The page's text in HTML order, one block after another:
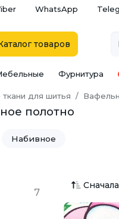
WhatsApp
товаров
Фурнитура
ткани для шитья
полотно
Набивное
7